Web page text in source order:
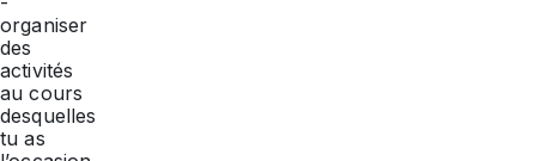
organiser
des
activités
au cours
desquelles
tu as